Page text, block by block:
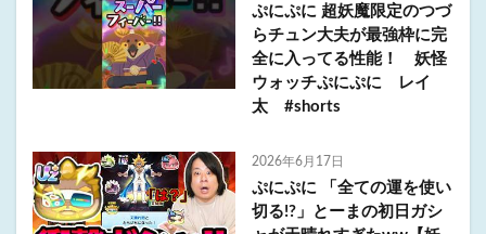
ぷにぷに 超妖魔限定のつづ
らチュン大夫が最強枠に完
全に入ってる性能！ 妖怪
ウォッチぷにぷに レイ
太 #shorts
2026年6月17日
ぷにぷに 「全ての運を使い
切る!?」とーまの初日ガシ